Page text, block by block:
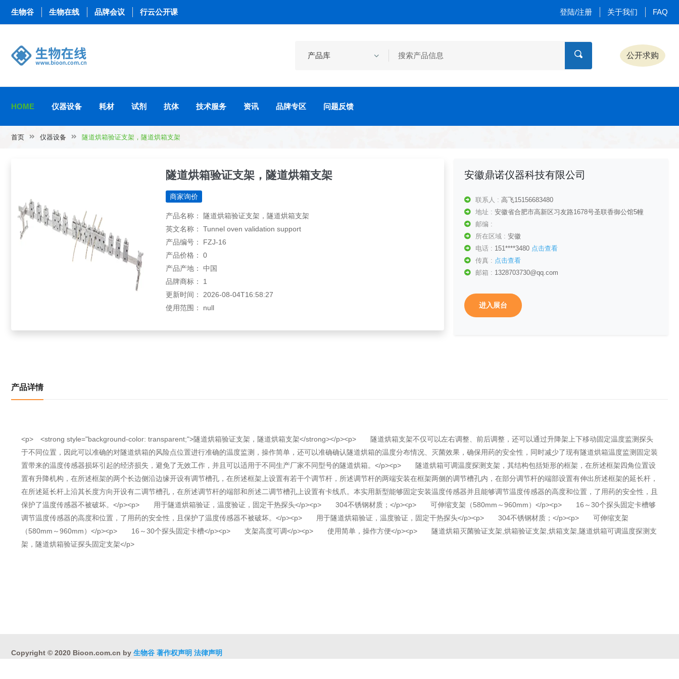
生物谷 生物在线 品牌会议 行云公开课 登陆/注册 关于我们 FAQ
公开求购
HOME 仪器设备 耗材 试剂 抗体 技术服务 资讯 品牌专区 问题反馈
首页 仪器设备 隧道烘箱验证支架，隧道烘箱支架
隧道烘箱验证支架，隧道烘箱支架
商家询价
产品名称： 隧道烘箱验证支架，隧道烘箱支架
英文名称： Tunnel oven validation support
产品编号： FZJ-16
产品价格： 0
产品产地： 中国
品牌商标： 1
更新时间： 2026-08-04T16:58:27
使用范围： null
安徽鼎诺仪器科技有限公司
联系人 : 高飞15156683480
地址 : 安徽省合肥市高新区习友路1678号圣联香御公馆5幢
邮编 :
所在区域 : 安徽
电话 : 151****3480 点击查看
传真 : 点击查看
邮箱 : 1328703730@qq.com
进入展台
产品详情
<p> <strong style="background-color: transparent;">隧道烘箱验证支架，隧道烘箱支架</strong></p><p> 隧道烘箱支架不仅可以左右调整、前后调整，还可以通过升降架上下移动固定温度监测探头
于不同位置，因此可以准确的对隧道烘箱的风险点位置进行准确的温度监测，操作简单，还可以准确确认隧道烘箱的温度分布情况、灭菌效果，确保用药的安全性，同时减少了现有隧道烘箱温度监测固定装
置带来的温度传感器损坏引起的经济损失，避免了无效工作，并且可以适用于不同生产厂家不同型号的隧道烘箱。</p><p> 隧道烘箱可调温度探测支架，其结构包括矩形的框架，在所述框架四角位置设
置有升降机构，在所述框架的两个长边侧沿边缘开设有调节槽孔，在所述框架上设置有若干个调节杆，所述调节杆的两端安装在框架两侧的调节槽孔内，在部分调节杆的端部设置有伸出所述框架的延长杆，
在所述延长杆上沿其长度方向开设有二调节槽孔，在所述调节杆的端部和所述二调节槽孔上设置有卡线爪。本实用新型能够固定安装温度传感器并且能够调节温度传感器的高度和位置，了用药的安全性，且
保护了温度传感器不被破坏。</p><p> 用于隧道烘箱验证，温度验证，固定干热探头</p><p> 304不锈钢材质；</p><p> 可伸缩支架（580mm～960mm）</p><p> 16～30个探头固定卡槽够
调节温度传感器的高度和位置，了用药的安全性，且保护了温度传感器不被破坏。</p><p> 用于隧道烘箱验证，温度验证，固定干热探头</p><p> 304不锈钢材质；</p><p> 可伸缩支架
（580mm～960mm）</p><p> 16～30个探头固定卡槽</p><p> 支架高度可调</p><p> 使用简单，操作方便</p><p> 隧道烘箱灭菌验证支架,烘箱验证支架,烘箱支架,隧道烘箱可调温度探测支
架，隧道烘箱验证探头固定支架</p>
Copyright © 2020 Bioon.com.cn by 生物谷 著作权声明 法律声明